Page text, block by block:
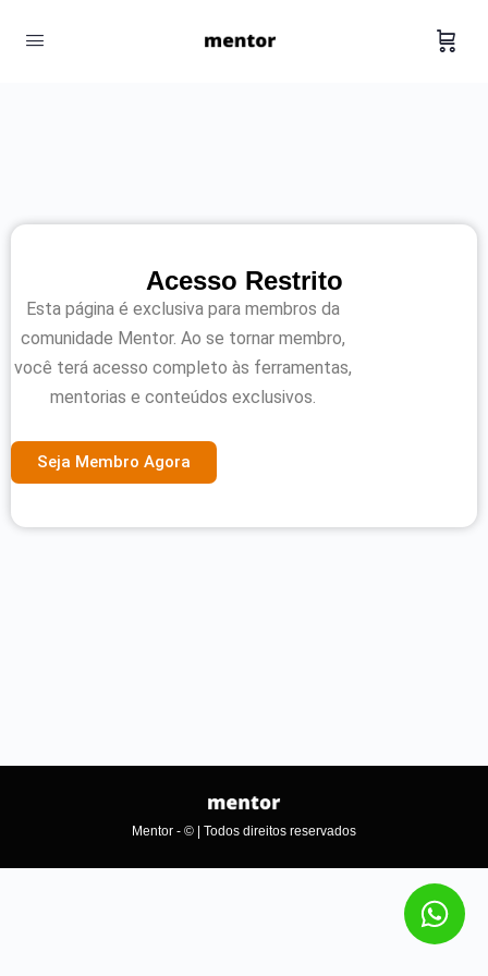
Acesso Restrito
Esta página é exclusiva para membros da
comunidade Mentor. Ao se tornar membro,
você terá acesso completo às ferramentas,
mentorias e conteúdos exclusivos.
Seja Membro Agora
Mentor - © | Todos direitos reservados